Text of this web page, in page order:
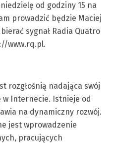
od godziny 15 na
prowadzić będzie Maciej
sygnał Radia Quatro
www.rq.pl.
rozgłośnią nadająca swój
w Internecie. Istnieje od
na dynamiczny rozwój.
jest wprowadzenie
pracujących